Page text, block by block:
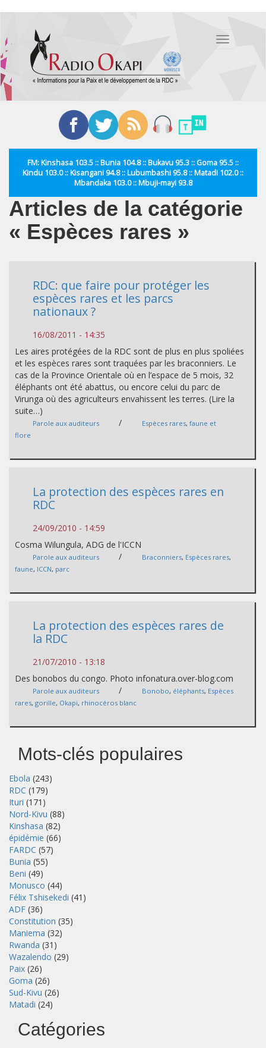
contenu
principal
Toggle
FM: Kinshasa 103.5 :: Bunia 104.8 :: Bukavu 95.3 :: Goma 95.5 ::
Kindu 103.0 :: Kisangani 94.8 :: Lubumbashi 95.8 :: Matadi 102.0 ::
Mbandaka 103.0 :: Mbuji-mayi 93.8
Articles de la catégorie
« Espèces rares »
RDC: que faire pour protéger les
espèces rares et les parcs
nationaux ?
16/08/2011 - 14:35
Les aires protégées de la RDC sont de plus en plus spoliées
et les espèces rares sont traquées par les braconniers. Le
cas de la Province Orientale où en l’espace de 5 mois, 32
éléphants ont été abattus, ou encore celui du parc de
Virunga où des agriculteurs envahissent les terres. (Lire la
suite…)
Parole aux auditeurs / Espèces rares, faune et
flore
La protection des espèces rares en
RDC
24/09/2010 - 14:59
Cosma Wilungula, ADG de l'ICCN
Parole aux auditeurs / Braconniers, Espèces rares,
faune, ICCN, parc
La protection des espèces rares de
la RDC
21/07/2010 - 13:18
Des bonobos du congo. Photo infonatura.over-blog.com
Parole aux auditeurs / Bonobo, éléphants, Espèces
rares, gorille, Okapi, rhinocéros blanc
Mots-clés populaires
Ebola (243)
RDC (179)
Ituri (171)
Nord-Kivu (88)
Kinshasa (82)
épidémie (66)
FARDC (57)
Bunia (55)
Beni (49)
Monusco (44)
Félix Tshisekedi (41)
ADF (36)
Constitution (35)
Maniema (32)
Rwanda (31)
Wazalendo (29)
Paix (26)
Goma (26)
Sud-Kivu (26)
Matadi (24)
Catégories